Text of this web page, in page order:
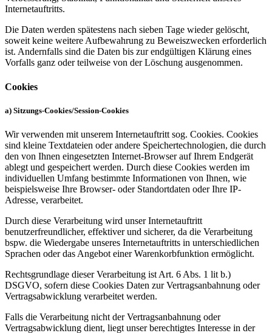
Internetauftritts.
Die Daten werden spätestens nach sieben Tage wieder gelöscht,
soweit keine weitere Aufbewahrung zu Beweiszwecken erforderlich
ist. Andernfalls sind die Daten bis zur endgültigen Klärung eines
Vorfalls ganz oder teilweise von der Löschung ausgenommen.
Cookies
a) Sitzungs-Cookies/Session-Cookies
Wir verwenden mit unserem Internetauftritt sog. Cookies. Cookies
sind kleine Textdateien oder andere Speichertechnologien, die durch
den von Ihnen eingesetzten Internet-Browser auf Ihrem Endgerät
ablegt und gespeichert werden. Durch diese Cookies werden im
individuellen Umfang bestimmte Informationen von Ihnen, wie
beispielsweise Ihre Browser- oder Standortdaten oder Ihre IP-
Adresse, verarbeitet.
Durch diese Verarbeitung wird unser Internetauftritt
benutzerfreundlicher, effektiver und sicherer, da die Verarbeitung
bspw. die Wiedergabe unseres Internetauftritts in unterschiedlichen
Sprachen oder das Angebot einer Warenkorbfunktion ermöglicht.
Rechtsgrundlage dieser Verarbeitung ist Art. 6 Abs. 1 lit b.)
DSGVO, sofern diese Cookies Daten zur Vertragsanbahnung oder
Vertragsabwicklung verarbeitet werden.
Falls die Verarbeitung nicht der Vertragsanbahnung oder
Vertragsabwicklung dient, liegt unser berechtigtes Interesse in der